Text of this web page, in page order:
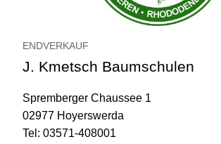
ENDVERKAUF
J. Kmetsch Baumschulen
Spremberger Chaussee 1
02977 Hoyerswerda
Tel: 03571-408001